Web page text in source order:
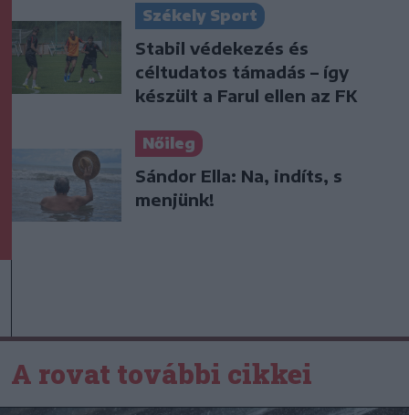
Székely Sport
Stabil védekezés és
céltudatos támadás – így
készült a Farul ellen az FK
Nőileg
Sándor Ella: Na, indíts, s
menjünk!
A rovat további cikkei